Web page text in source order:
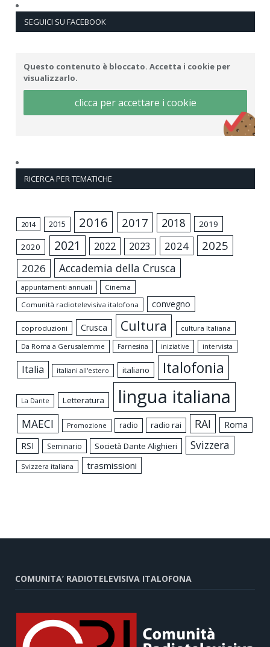
SEGUICI SU FACEBOOK
Questo contenuto è bloccato. Accetta i cookie per
visualizzarlo.
clicca per accettare i cookie
RICERCA PER TEMATICHE
2014 2015 2016 2017 2018 2019
2020 2021 2022 2023 2024 2025
2026 Accademia della Crusca
appuntamenti annuali
Cinema
Comunità radiotelevisiva italofona
convegno
coproduzioni Crusca Cultura
cultura Italiana
Da Roma a Gerusalemme
Farnesina iniziative intervista
Italia italiani all'estero italiano Italofonia
La Dante Letteratura lingua italiana
MAECI Promozione radio radio rai RAI
Roma
RSI
Seminario Società Dante Alighieri Svizzera
Svizzera italiana trasmissioni
COMUNITA’ RADIOTELEVISIVA ITALOFONA